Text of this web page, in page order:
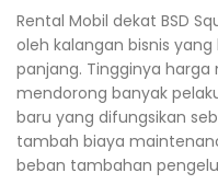
Rental Mobil dekat BSD
oleh kalangan bisnis
panjang. Tingginya
mendorong banyak
baru yang difungsikan
tambah biaya
beban tambahan